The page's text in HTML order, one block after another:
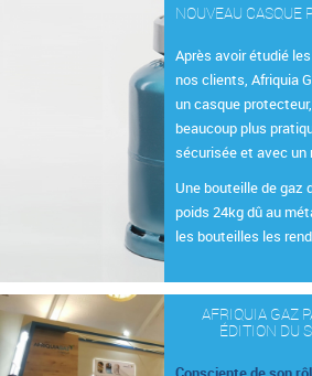
NOUVEAU CASQUE
Après avoir étudié
nos clients, Afriquia
un casque
beaucoup plus
sécurisée et avec un
Une bouteille de gaz
poids 24kg dû au
les bouteilles les rend
AFRIQUIA GAZ
ÉDITION DU